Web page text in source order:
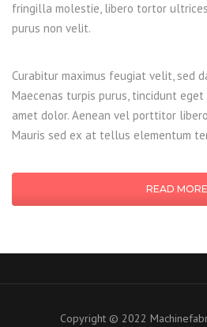
fringilla molestie, libero tortor
purus non velit.
Curabitur maximus feugiat velit, sed
Maecenas turpis purus, tincidunt
amet dolor. Aenean vel porttitor
Mauris sed ex at tellus elementum
READ MORE
Copyright © 2022